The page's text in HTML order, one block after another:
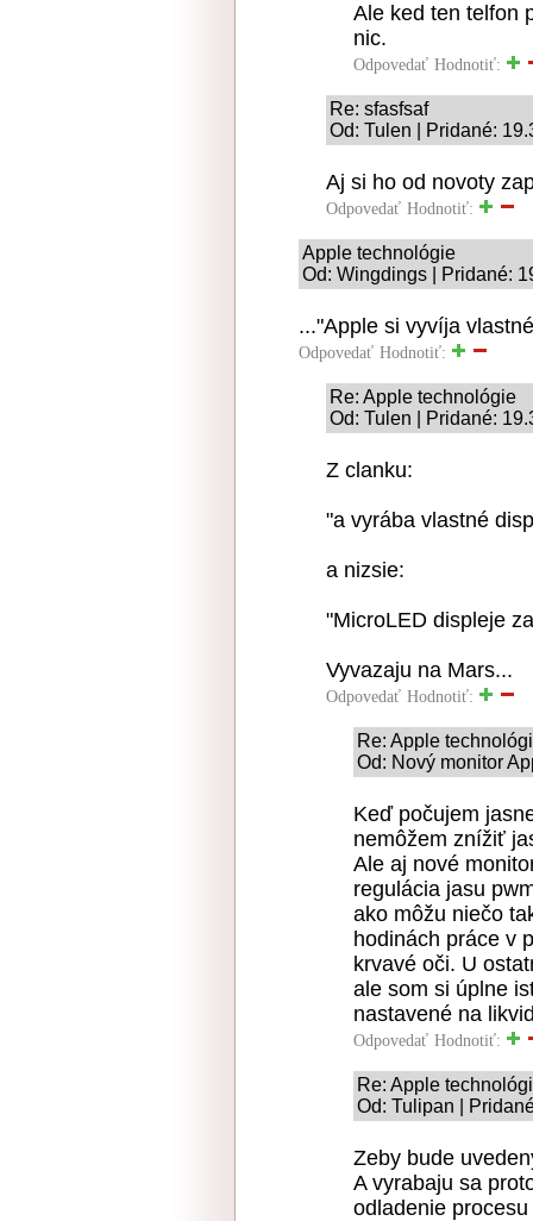
Ale ked ten telfon
nic.
Odpovedať Hodnotiť:
Re: sfasfsaf
Od: Tulen | Pridané:
Aj si ho od novoty
Odpovedať Hodnotiť:
Apple technológie
Od: Wingdings | Pridané:
..."Apple si vyvíja
Odpovedať Hodnotiť:
Re: Apple technológie
Od: Tulen | Pridané:
Z clanku:
"a vyrába vlastné
a nizsie:
"MicroLED displeje
Vyvazaju na Mars...
Odpovedať Hodnotiť:
Re: Apple
Od: Nový monitor
Keď počujem
nemôžem znížiť
Ale aj nové
regulácia jasu
ako môžu niečo
hodinách práce v
krvavé oči. U
ale som si úplne
nastavené na
Odpovedať Hodnotiť:
Re: Apple
Od: Tulipan |
Zeby bude
A vyrabaju sa
odladenie